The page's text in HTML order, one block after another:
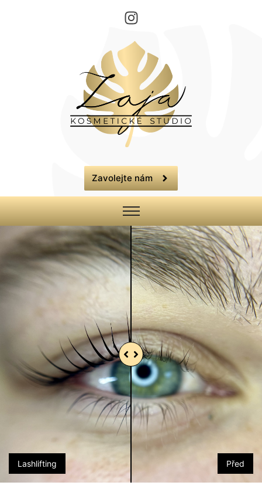
Zavolejte nám
Lashlifting Před